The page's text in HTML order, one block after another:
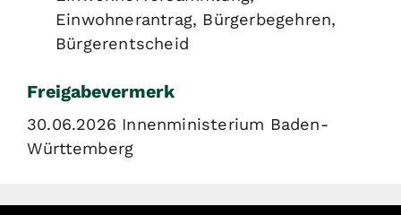
Einwohnerantrag, Bürgerbegehren,
Bürgerentscheid
Freigabevermerk
30.06.2026 Innenministerium Baden-
Württemberg